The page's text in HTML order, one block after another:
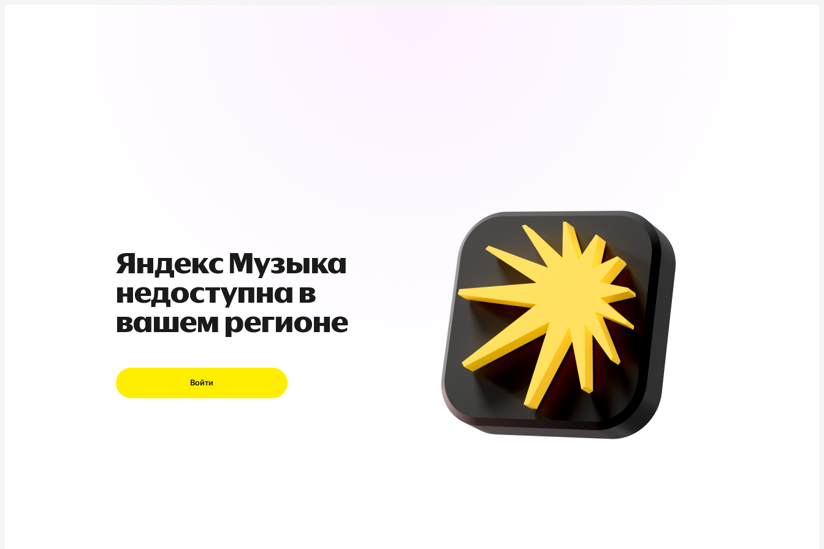
Яндекс Музыка
недоступна в
вашем регионе
Войти